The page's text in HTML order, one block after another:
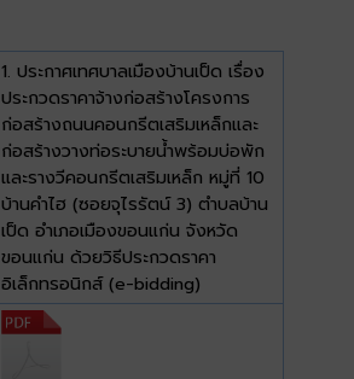
1. ประกาศเทศบาลเมืองบ้านเป็ด เรื่อง
ประกวดราคาจ้างก่อสร้างโครงการ
ก่อสร้างถนนคอนกรีตเสริมเหล็กและ
ก่อสร้างวางท่อระบายน้ำพร้อมบ่อพัก
และรางวีคอนกรีตเสริมเหล็ก หมู่ที่ 10
บ้านคำไฮ (ซอยจุไรรัตน์ 3) ตำบลบ้าน
เป็ด อำเภอเมืองขอนแก่น จังหวัด
ขอนแก่น ด้วยวิธีประกวดราคา
อิเล็กทรอนิกส์ (e-bidding)